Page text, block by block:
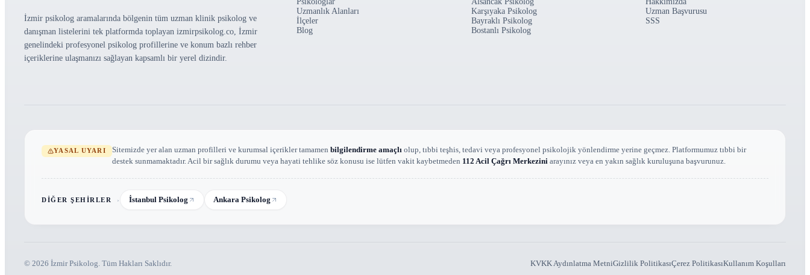
İzmir psikolog aramalarında bölgenin tüm uzman klinik psikolog ve
danışman listelerini tek platformda toplayan izmirpsikolog.co, İzmir
genelindeki profesyonel psikolog profillerine ve konum bazlı rehber
içeriklerine ulaşmanızı sağlayan kapsamlı bir yerel dizindir.
Uzmanlık Alanları
İlçeler
Blog
Karşıyaka Psikolog
Bayraklı Psikolog
Bostanlı Psikolog
Uzman Başvurusu
SSS
YASAL UYARI Sitemizde yer alan uzman profilleri ve kurumsal içerikler tamamen bilgilendirme amaçlıolup, tıbbi teşhis, tedavi veya profesyonel psikolojik yönlendirme yerine geçmez. Platformumuz tıbbi bir
destek sunmamaktadır. Acil bir sağlık durumu veya hayati tehlike söz konusu ise lütfen vakit kaybetmeden 112 Acil Çağrı Merkeziniarayınız veya en yakın sağlık kuruluşuna başvurunuz.
DIĞER ŞEHIRLER İstanbul Psikolog Ankara Psikolog
© 2026 İzmir Psikolog. Tüm Hakları Saklıdır. KVKK Aydınlatma MetniGizlilik PolitikasıÇerez PolitikasıKullanım Koşulları